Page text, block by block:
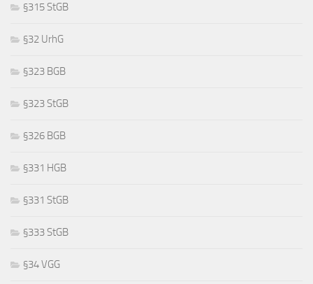
§315 StGB
§32 UrhG
§323 BGB
§323 StGB
§326 BGB
§331 HGB
§331 StGB
§333 StGB
§34 VGG